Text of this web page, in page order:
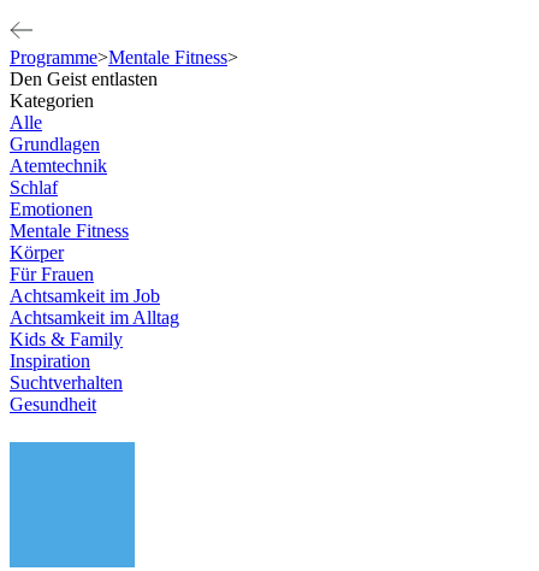
Programme>Mentale Fitness>
Den Geist entlasten
Kategorien
Alle
Grundlagen
Atemtechnik
Schlaf
Emotionen
Mentale Fitness
Körper
Für Frauen
Achtsamkeit im Job
Achtsamkeit im Alltag
Kids & Family
Inspiration
Suchtverhalten
Gesundheit